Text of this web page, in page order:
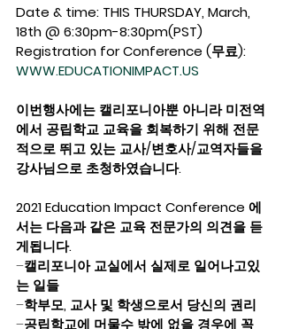
Date & time: THIS THURSDAY, March,
18th @ 6:30pm-8:30pm(PST)
Registration for Conference (무료):
WWW.EDUCATIONIMPACT.US
이번행사에는 캘리포니아뿐 아니라 미전역
에서 공립학교 교육을 회복하기 위해 전문
적으로 뛰고 있는 교사/변호사/교역자들을
강사님으로 초청하였습니다.
2021 Education Impact Conference 에
서는 다음과 같은 교육 전문가의 의견을 듣
게됩니다.
–캘리포니아 교실에서 실제로 일어나고있
는 일들
–학부모, 교사 및 학생으로서 당신의 권리
–공립학교에 머물수 밖에 없을 경우에 꼭